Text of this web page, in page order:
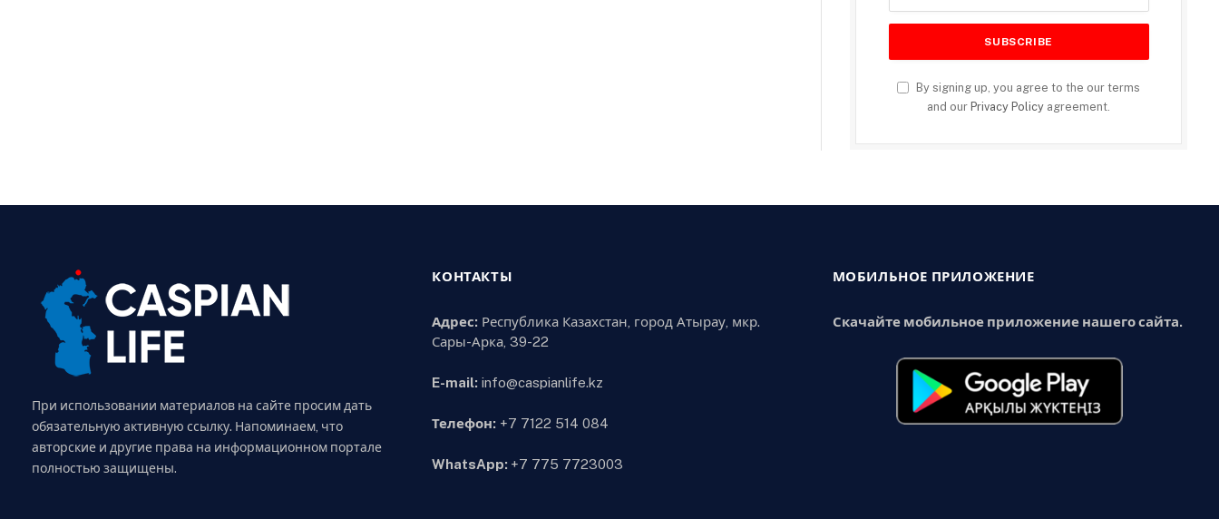
By signing up, you agree to the our terms
and our Privacy Policy agreement.
При использовании материалов на сайте просим дать
обязательную активную ссылку. Напоминаем, что
авторские и другие права на информационном портале
полностью защищены.
КОНТАКТЫ
Адрес: Республика Казахстан, город Атырау, мкр.
Сары-Арка, 39-22
E-mail: info@caspianlife.kz
Телефон: +7 7122 514 084
WhatsApp: +7 775 7723003
МОБИЛЬНОЕ ПРИЛОЖЕНИЕ
Скачайте мобильное приложение нашего сайта.